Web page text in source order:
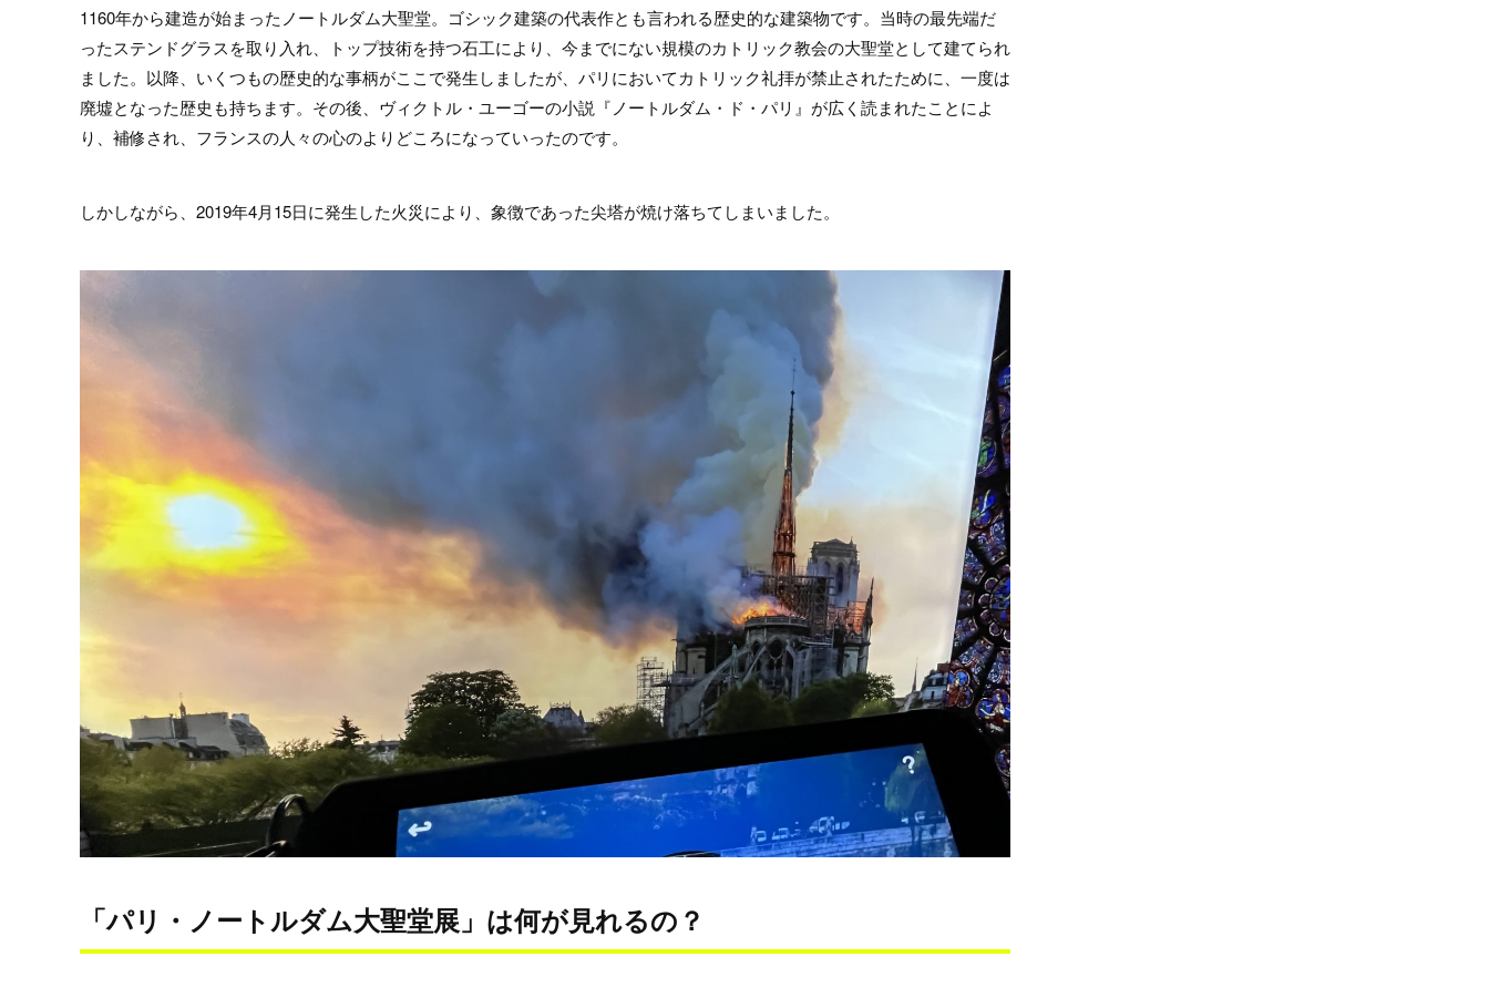
1160年から建造が始まったノートルダム大聖堂。ゴシック建築の代表作とも言われる歴史的な建築物です。当時の最先端だ
ったステンドグラスを取り入れ、トップ技術を持つ石工により、今までにない規模のカトリック教会の大聖堂として建てられ
ました。以降、いくつもの歴史的な事柄がここで発生しましたが、パリにおいてカトリック礼拝が禁止されたために、一度は
廃墟となった歴史も持ちます。その後、ヴィクトル・ユーゴーの小説『ノートルダム・ド・パリ』が広く読まれたことによ
り、補修され、フランスの人々の心のよりどころになっていったのです。
しかしながら、2019年4月15日に発生した火災により、象徴であった尖塔が焼け落ちてしまいました。
「パリ・ノートルダム大聖堂展」は何が見れるの？